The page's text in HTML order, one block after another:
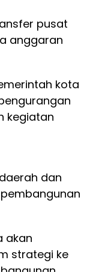
pusat
anggaran
kota
kegiatan
dan
akan
strategi ke